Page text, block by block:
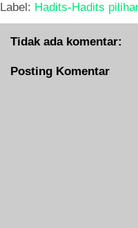
Label: Hadits-Hadits
Tidak ada komentar:
Posting Komentar